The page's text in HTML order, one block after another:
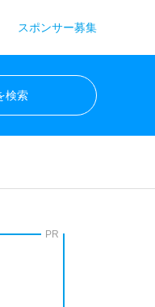
スポンサー募集
PR